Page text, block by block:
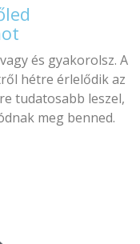
és gyakorolsz. A
hétre érlelődik az
tudatosabb leszel,
meg benned.